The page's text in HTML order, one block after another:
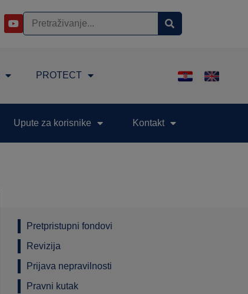
PROTECT
Upute za korisnike Kontakt
Pretpristupni fondovi
Revizija
Prijava nepravilnosti
Pravni kutak